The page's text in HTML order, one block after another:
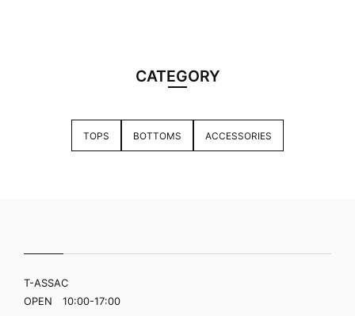
CATEGORY
TOPS BOTTOMS ACCESSORIES
T-ASSAC
OPEN 10:00-17:00